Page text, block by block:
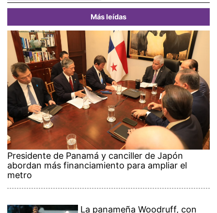
Más leídas
Presidente de Panamá y canciller de Japón
abordan más financiamiento para ampliar el
metro
La panameña Woodruff, con